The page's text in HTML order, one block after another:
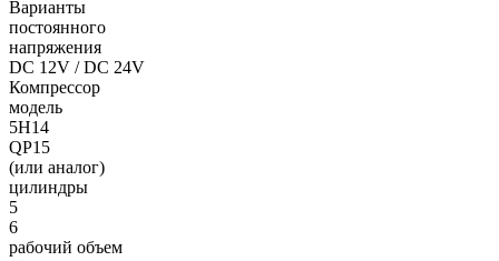
Варианты
постоянного
напряжения
DC 12V / DC 24V
Компрессор
модель
5H14
QP15
(или аналог)
цилиндры
5
6
рабочий объем